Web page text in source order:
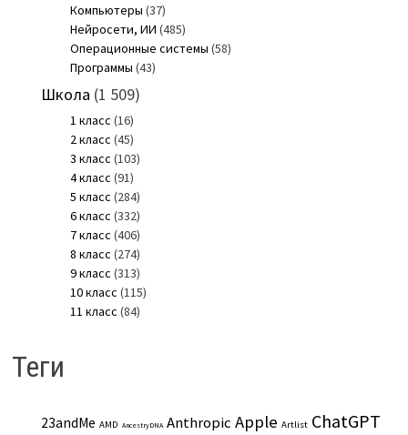
Компьютеры (37)
Нейросети, ИИ (485)
Операционные системы (58)
Программы (43)
Школа (1 509)
1 класс (16)
2 класс (45)
3 класс (103)
4 класс (91)
5 класс (284)
6 класс (332)
7 класс (406)
8 класс (274)
9 класс (313)
10 класс (115)
11 класс (84)
Теги
23andMe AMD AncestryDNA Anthropic Apple Artlist ChatGPT